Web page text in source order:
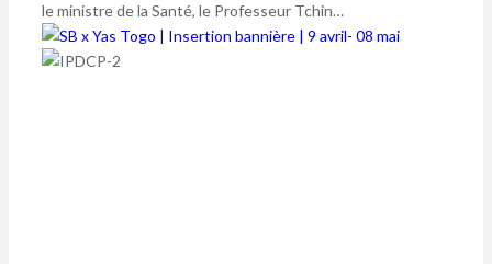
le ministre de la Santé, le Professeur Tchin…